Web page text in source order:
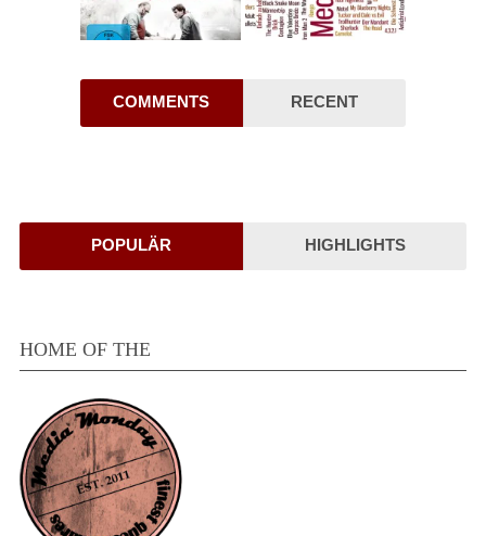
COMMENTS RECENT
POPULÄR HIGHLIGHTS
HOME OF THE